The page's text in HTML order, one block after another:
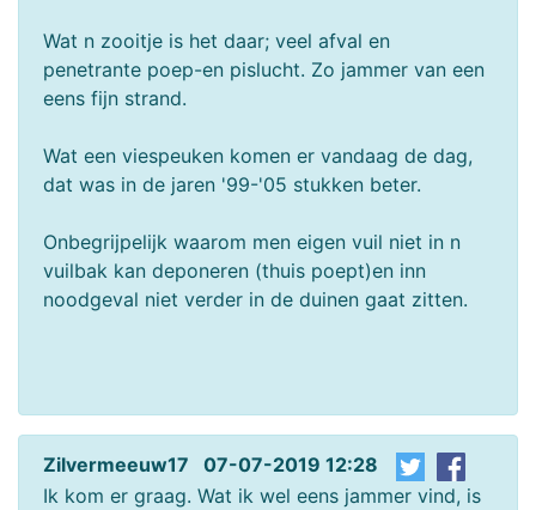
Wat n zooitje is het daar; veel afval en
penetrante poep-en pislucht. Zo jammer van een
eens fijn strand.
Wat een viespeuken komen er vandaag de dag,
dat was in de jaren '99-'05 stukken beter.
Onbegrijpelijk waarom men eigen vuil niet in n
vuilbak kan deponeren (thuis poept)en inn
noodgeval niet verder in de duinen gaat zitten.
Zilvermeeuw17 07-07-2019 12:28
Ik kom er graag. Wat ik wel eens jammer vind, is